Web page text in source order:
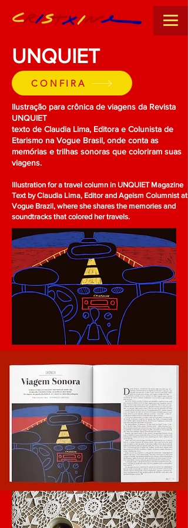
UNQUIET
CONFIRA
Ilustração para crônica de viagens da Revista
UNQUIET
texto de Claudia Lima, Editora e Colunista de
Etarismo na Vogue Brasil, onde conta as
memórias e trilhas sonoras que coloriram suas
viagens.
Illustration for a travel column in UNQUIET Magazine
Text by Claudia Lima, Editor and Ageism Columnist at
Vogue Brazil, where she shares the memories and
soundtracks that colored her travels.